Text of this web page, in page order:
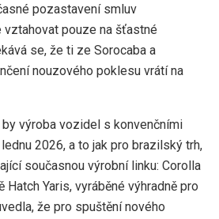
pozastavení smluv
pouze na šťastné
se, že ti ze Sorocaba a
nouzového poklesu vrátí na
výroba vozidel s konvenčními
2026, a to jak pro brazilský trh,
současnou výrobní linku: Corolla
Hatch Yaris, vyráběné výhradně pro
že pro spuštění nového